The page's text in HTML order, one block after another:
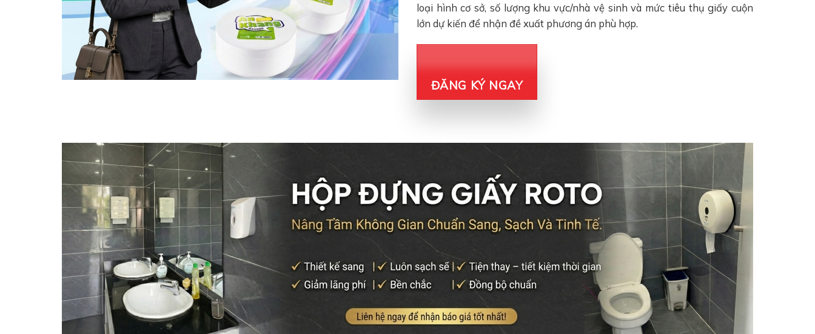
loại hình cơ sở, số lượng khu vực/nhà vệ sinh và mức tiêu thụ giấy cuộn
lớn dự kiến để nhận đề xuất phương án phù hợp.
ĐĂNG KÝ NGAY